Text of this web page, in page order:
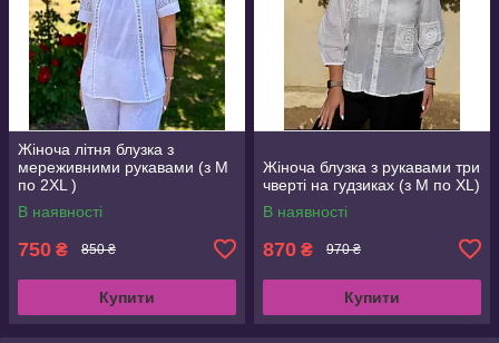
Жіноча літня блузка з
мереживними рукавами (з M
по 2XL )
В наявності
750 ₴ 850 ₴
Купити
Жіноча блузка з рукавами три
чверті на гудзиках (з M по XL)
В наявності
870 ₴ 970 ₴
Купити